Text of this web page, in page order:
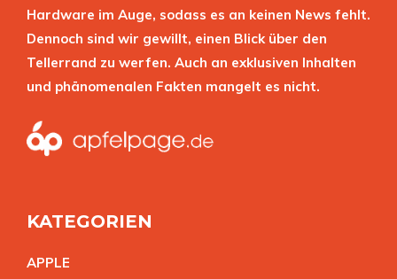
Hardware im Auge, sodass es an keinen News fehlt.
Dennoch sind wir gewillt, einen Blick über den
Tellerrand zu werfen. Auch an exklusiven Inhalten
und phänomenalen Fakten mangelt es nicht.
KATEGORIEN
APPLE